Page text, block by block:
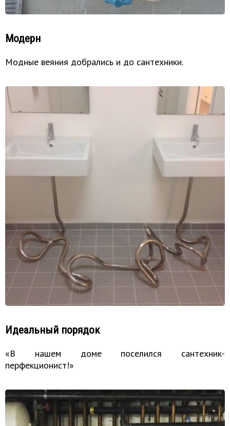
Модерн
Модные веяния добрались и до сантехники.
Идеальный порядок
«В нашем доме поселился сантехник-
перфекционист!»